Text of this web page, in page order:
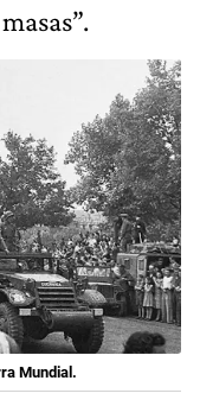
Mundial.